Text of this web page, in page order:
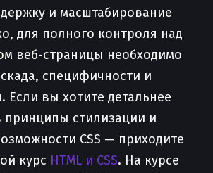
и масштабирование
для полного контроля над
веб-страницы необходимо
специфичности и
Если вы хотите детальнее
принципы стилизации и
CSS — приходите
курс HTML и CSS. На курсе